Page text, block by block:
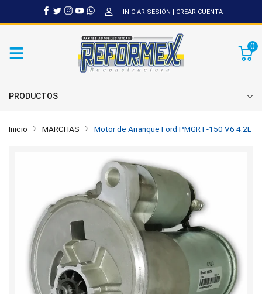
INICIAR SESIÓN | CREAR CUENTA
0
PRODUCTOS
Inicio MARCHAS Motor de Arranque Ford PMGR F-150 V6 4.2L